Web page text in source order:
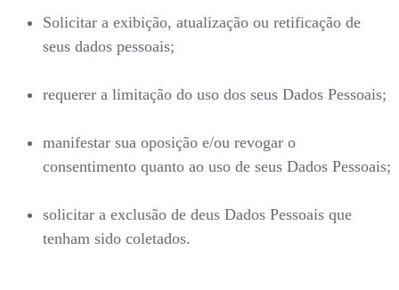
Solicitar a exibição, atualização ou retificação de
seus dados pessoais;
requerer a limitação do uso dos seus Dados Pessoais;
manifestar sua oposição e/ou revogar o
consentimento quanto ao uso de seus Dados Pessoais;
solicitar a exclusão de deus Dados Pessoais que
tenham sido coletados.